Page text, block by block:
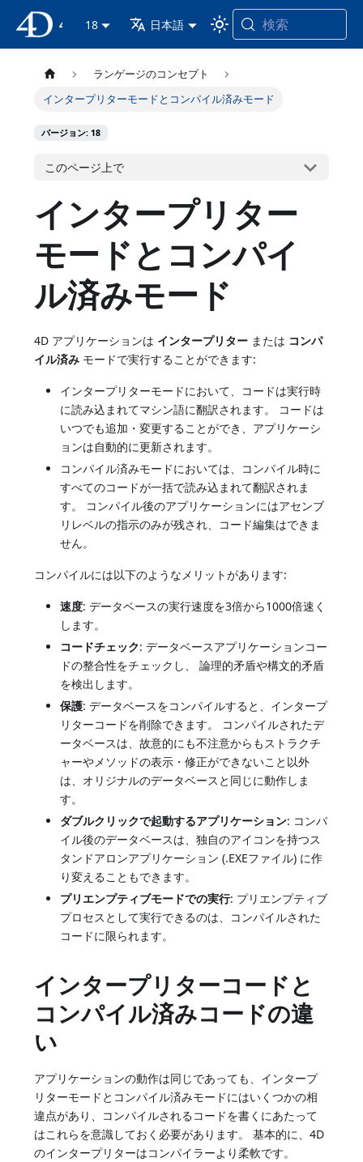
18 日本語 検索
ランゲージのコンセプト
インタープリターモードとコンパイル済みモード
バージョン: 18
このページ上で
インタープリター
モードとコンパイ
ル済みモード
4D アプリケーションは インタープリター または コンパ
イル済み モードで実行することができます:
インタープリターモードにおいて、コードは実行時
に読み込まれてマシン語に翻訳されます。 コードは
いつでも追加・変更することができ、アプリケーシ
ョンは自動的に更新されます。
コンパイル済みモードにおいては、コンパイル時に
すべてのコードが一括で読み込まれて翻訳されま
す。 コンパイル後のアプリケーションにはアセンブ
リレベルの指示のみが残され、コード編集はできま
せん。
コンパイルには以下のようなメリットがあります:
速度: データベースの実行速度を3倍から1000倍速く
します。
コードチェック: データベースアプリケーションコー
ドの整合性をチェックし、 論理的矛盾や構文的矛盾
を検出します。
保護: データベースをコンパイルすると、インタープ
リターコードを削除できます。 コンパイルされたデ
ータベースは、故意的にも不注意からもストラクチ
ャーやメソッドの表示・修正ができないこと以外
は、オリジナルのデータベースと同じに動作しま
す。
ダブルクリックで起動するアプリケーション: コンパ
イル後のデータベースは、独自のアイコンを持つス
タンドアロンアプリケーション (.EXEファイル) に作
り変えることもできます。
プリエンプティブモードでの実行: プリエンプティブ
プロセスとして実行できるのは、コンパイルされた
コードに限られます。
インタープリターコードと
コンパイル済みコードの違
い
アプリケーションの動作は同じであっても、インタープ
リターモードとコンパイル済みモードにはいくつかの相
違点があり、コンパイルされるコードを書くにあたって
はこれらを意識しておく必要があります。 基本的に、4D
のインタープリターはコンパイラーより柔軟です。